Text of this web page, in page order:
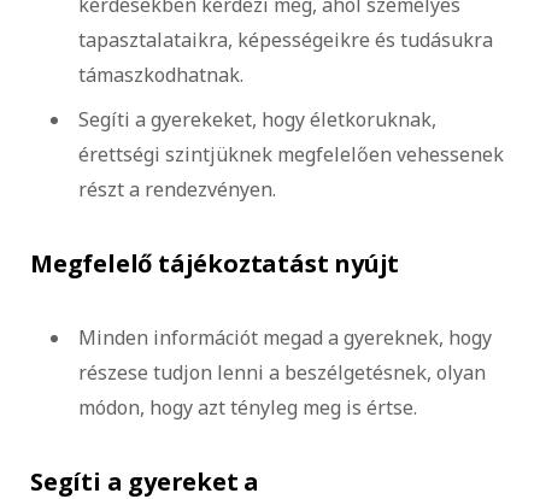
tapasztalataikra, képességeikre és tudásukra
támaszkodhatnak.
Segíti a gyerekeket, hogy életkoruknak,
érettségi szintjüknek megfelelően vehessenek
részt a rendezvényen.
Megfelelő tájékoztatást nyújt
Minden információt megad a gyereknek, hogy
részese tudjon lenni a beszélgetésnek, olyan
módon, hogy azt tényleg meg is értse.
Segíti a gyereket a